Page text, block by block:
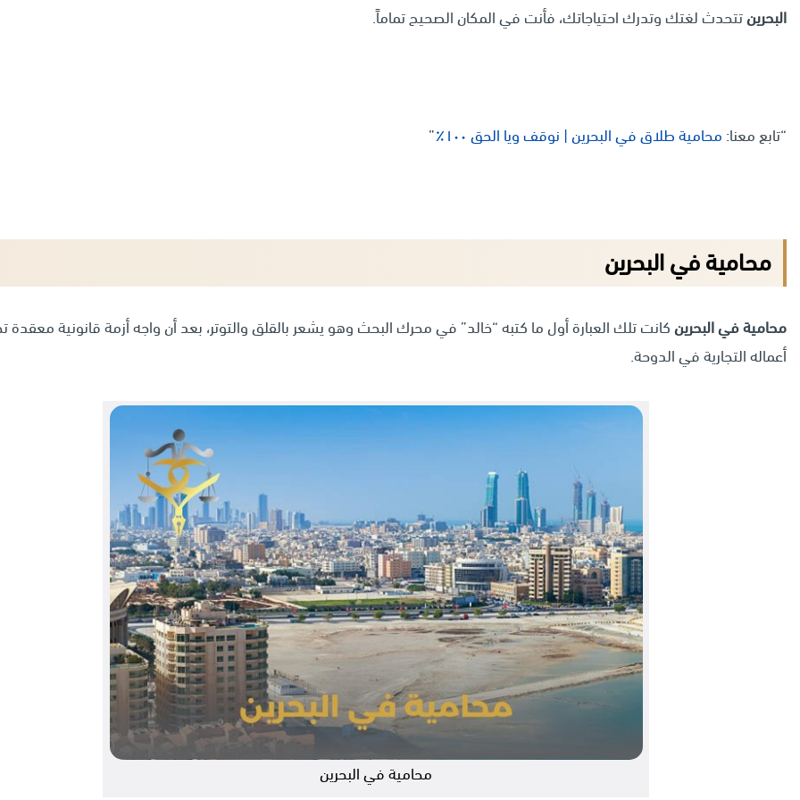
البحرينتتحدث لغتك وتدرك احتياجاتك، فأنت في المكان الصحيح تماماً.
“تابع معنا: محامية طلاق في البحرين | نوقف ويا الحق ١٠٠٪ ”
محامية في البحرين
محامية في البحرينكانت تلك العبارة أول ما كتبه “خالد” في محرك البحث وهو يشعر بالقلق والتوتر، بعد أن واجه أزمة قانونية
أعماله التجارية في الدوحة.
محامية في البحرين